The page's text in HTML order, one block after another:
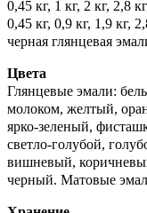
0,45 кг, 1 кг, 2 кг, 2,8
0,45 кг, 0,9 кг, 1,9 кг,
черная глянцевая
Цвета
Глянцевые эмали:
молоком, желтый,
ярко-зеленый,
светло-голубой,
вишневый,
черный. Матовые